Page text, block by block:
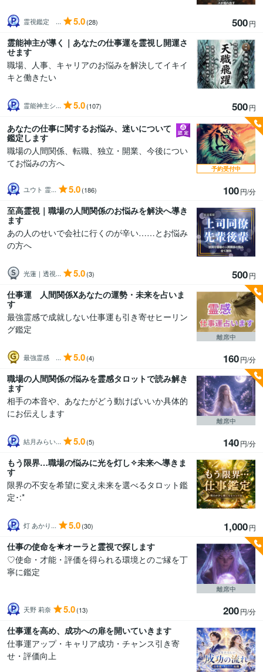
霊視鑑定 ... 5.0(28) 500円
霊能神主が導く｜あなたの仕事運を霊視し開運さ
せます
職場、人事、キャリアのお悩みを解決してイキイ
キと働きたい
霊能神主シ... 5.0(107) 500円
あなたの仕事に関するお悩み、迷いについて
鑑定します
職場の人間関係、転職、独立・開業、今後につい
てお悩みの方へ
ユウト 霊... 5.0(186) 100円/分
予約受付中
至高霊視｜職場の人間関係のお悩みを解決へ導き
ます
あの人のせいで会社に行くのが辛い……とお悩み
の方へ
光蓮｜透視... 5.0(3) 500円
仕事運 人間関係Xあなたの運勢・未来を占いま
す
最強霊感で成就しない仕事運も引き寄せヒーリン
グ鑑定
最強霊感 ... 5.0(4) 160円/分
離席中
職場の人間関係の悩みを霊感タロットで読み解き
ます
相手の本音や、あなたがどう動けばいいか具体的
にお伝えします
結月みらい... 5.0(5) 140円/分
離席中
もう限界…職場の悩みに光を灯し✧未来へ導きま
す
限界の不安を希望に変え未来を選べるタロット鑑
定･:*
灯 あかり... 5.0(30) 1,000円
仕事の使命を☀オーラと霊視で探します
♡使命・才能・評価を得られる環境とのご縁を丁
寧に鑑定
天野 莉奈 5.0(13) 200円/分
離席中
仕事運を高め、成功への扉を開いていきます
仕事運アップ・キャリア成功・チャンス引き寄
せ・評価向上